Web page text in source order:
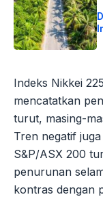
Indeks Nikkei
mencatatkan
turut, masing-
Tren negatif
S&P/ASX 200
penurunan
kontras dengan